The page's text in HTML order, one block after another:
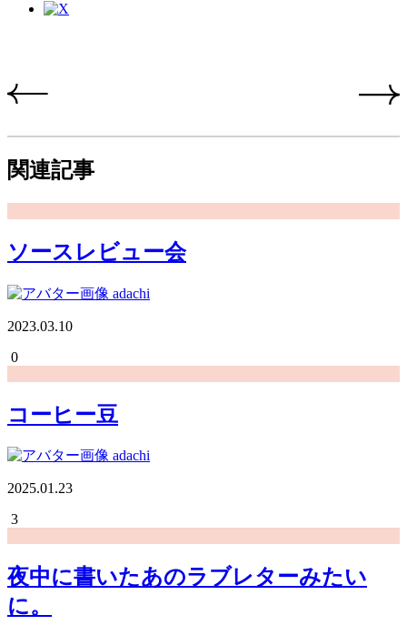
関連記事
ソースレビュー会
adachi
2023.03.10
0
コーヒー豆
adachi
2025.01.23
3
夜中に書いたあのラブレターみたい
に。